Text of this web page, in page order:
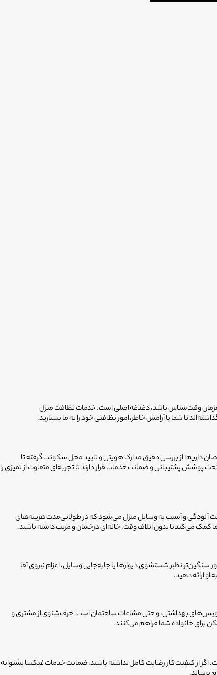
همزمان وقت‌شناس باشد، دغدغه اصلی است. خدمات نظافت منزل
تا شما با آرامش خاطر، امور نظافتی خود را به ما بسپارید.
داریم؛ از بررسی دقیق مدارک هویتی و تایید محل سکونت گرفته تا
پشتیبانی و ضمانت خدمات قرار دارند تا تجربه‌ای متفاوت از تمیزی را
آلودگی و آسیب به وسایل منزل می‌شود که در طولانی‌مدت هزینه‌های
کمک می‌کند تا بدون اتلاف وقت، خانه‌ای درخشان و مرتب داشته باشید.
نظیر شستشوی دیوارها یا جابه‌جایی وسایل، اعزام نیروی آقا
ارائه دهید.
بهداشتی، و حتی مشاعات ساختمان است. حرف‌شنوی از مشتری و
برای خانواده شما فراهم می‌کنند.
اگر از کیفیت کار رضایت کامل نداشته باشید، ضمانت خدمات فیکسا پشتوانه